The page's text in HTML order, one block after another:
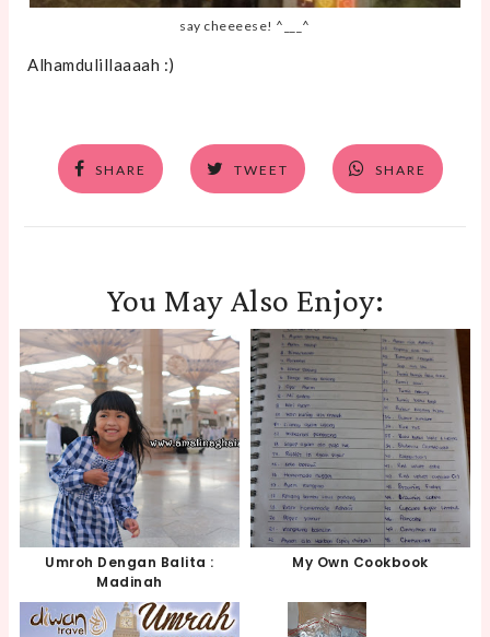
say cheeeese! ^___^
Alhamdulillaaaah :)
SHARE TWEET SHARE
You May Also Enjoy:
Umroh Dengan Balita :
Madinah
My Own Cookbook